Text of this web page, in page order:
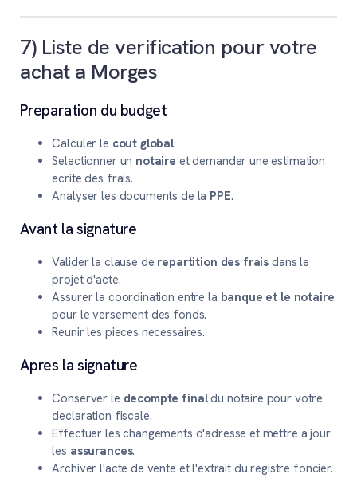
7) Liste de verification pour votre
achat a Morges
Preparation du budget
Calculer le cout global.
Selectionner un notaire et demander une estimation
ecrite des frais.
Analyser les documents de la PPE.
Avant la signature
Valider la clause de repartition des frais dans le
projet d'acte.
Assurer la coordination entre la banque et le notaire
pour le versement des fonds.
Reunir les pieces necessaires.
Apres la signature
Conserver le decompte finaldu notaire pour votre
declaration fiscale.
Effectuer les changements d'adresse et mettre a jour
les assurances.
Archiver l'acte de vente et l'extrait du registre foncier.